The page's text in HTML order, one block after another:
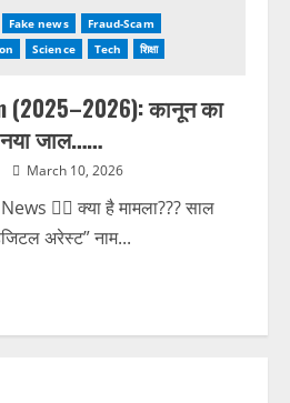
Fake news
Fraud-Scam
Science Tech शिक्षा
(2025–2026): कानून का
जाल……
March 10, 2026
🕵️‍♂️ क्या है मामला??? साल
अरेस्ट” नाम...